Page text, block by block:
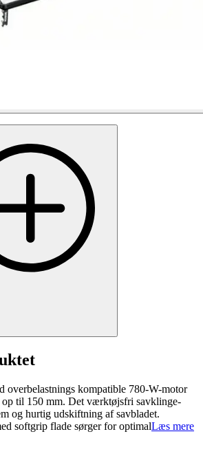
overbelastnings kompatible 780-W-motor
til 150 mm. Det værktøjsfri savklinge-
og hurtig udskiftning af savbladet.
softgrip flade sørger for optimalLæs mere